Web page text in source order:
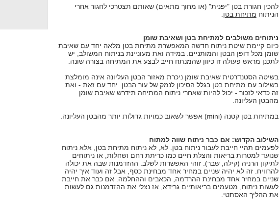
להכין חגורת בטן "יפנית" (או מחוך מתאים) שאותם תצטרכי לחגור אחרי
הניתוח מתיחת בטן
ניתוחים משולבים למתיחת בטן ושאיבת שומן
כיום קיימת שיטת ניתוח חדשה המאפשרת מתיחת בטן מלאה יחד עם שאיבת
שומן מכל דופן הבטן והמותניים. במידה ואת מעוניינת בניתוח המשולב, יש
לתכנן מראש פעולה זו כיוון שהמנתח חייב לבצע את המתיחה בצורה שונה.
בשיטה הסטנדרטית שאיבת שומן ניכרת מאזור הבטן העליונה אינה מומלצת
בשילוב עם מתיחת בטן בגלל הסיכון לנמק של עור הבטן. יחד עם זאת - ואת
זה כדאי לזכור - יכול להיות שאחרי ניתוח המתיחה תידרש שאיבת שומן
מהבטן העליונה.
במתיחת בטן קטנה (mini) אפשר לשאוב כמויות גדולות יותר מהבטן העליונה.
השילוב הקדוש: אם כבר ניתוח שווה למתוח
לפעמים תהיי חייבת לעבור ניתוח בטן. לא, לא ניתוח מתיחת בטן, אלא ניתוח
שנועד למטרות בריאות והצלת חיים כמו כריתת רחם ושחלות, או ניתוחים
לתיקון הרניה (קילה, שבר). זוהי האפשרות לשלב. ההזדמנות שבה את יכולה
להרוויח. זה לא יהיה שניים במחיר אחד מבחינת כסף, אבל זה ועוד איך יהיה
שניים במחיר אחד מבחינת ההרדמה, הכאבים וההחלמה. אם כבר את חייבת
לעשות ניתוח, מטעמים בריאותיים גרידא, אז נצלי את ההזדמנות גם לעשות
את ההליך האסתטי.